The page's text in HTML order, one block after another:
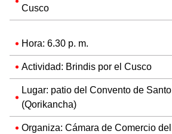
Cusco
Hora: 6.30 p. m.
Actividad: Brindis por el Cusco
Lugar: patio del Convento de
(Qorikancha)
Organiza: Cámara de Comercio